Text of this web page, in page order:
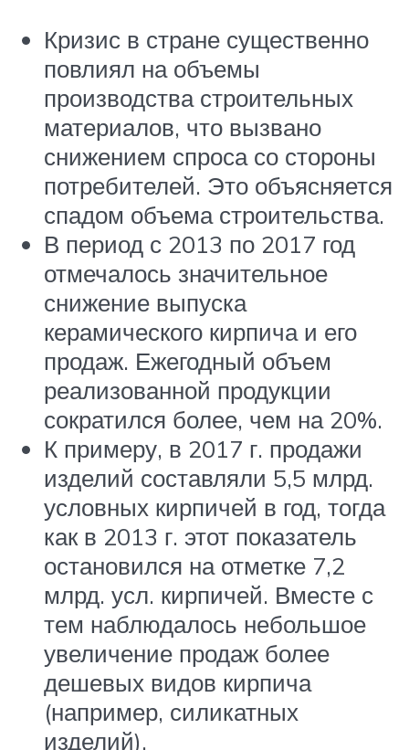
Кризис в стране существенно
повлиял на объемы
производства строительных
материалов, что вызвано
снижением спроса со стороны
потребителей. Это объясняется
спадом объема строительства.
В период с 2013 по 2017 год
отмечалось значительное
снижение выпуска
керамического кирпича и его
продаж. Ежегодный объем
реализованной продукции
сократился более, чем на 20%.
К примеру, в 2017 г. продажи
изделий составляли 5,5 млрд.
условных кирпичей в год, тогда
как в 2013 г. этот показатель
остановился на отметке 7,2
млрд. усл. кирпичей. Вместе с
тем наблюдалось небольшое
увеличение продаж более
дешевых видов кирпича
(например, силикатных
изделий).